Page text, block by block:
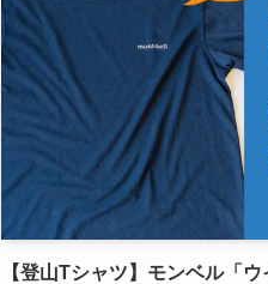
【登山Tシャツ】モンベル「